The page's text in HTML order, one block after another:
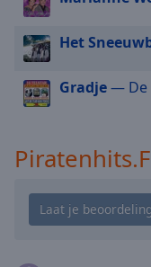
cancel
and
window.
Text
Color
Opacity
Het
Gradje— De